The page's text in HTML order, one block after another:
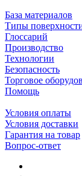
База материалов
Типы
Глоссарий
Производство
Технологии
Безопасность
Торговое
Помощь
Условия оплаты
Условия доставки
Гарантия на товар
Вопрос-ответ